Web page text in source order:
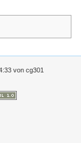
von cg301